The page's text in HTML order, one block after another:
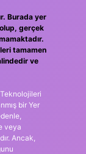
Burada yer
gerçek
tamamen
ve
bir Yer
veya
Ancak,